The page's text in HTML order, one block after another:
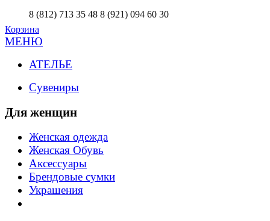
8 (812) 713 35 48 8 (921) 094 60 30
Корзина
МЕНЮ
АТЕЛЬЕ
Сувениры
Для женщин
Женская одежда
Женская Обувь
Аксессуары
Брендовые сумки
Украшения